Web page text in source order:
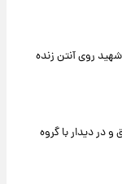
روی آنتن زنده
و در دیدار با گروه